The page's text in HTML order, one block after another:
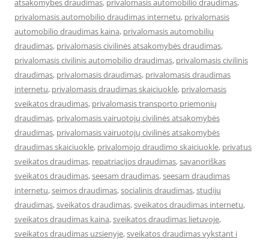
atsakomybes draudimas, privalomasis automobilio draudimas,
privalomasis automobilio draudimas internetu, privalomasis
automobilio draudimas kaina, privalomasis automobiliu
draudimas, privalomasis civilinės atsakomybės draudimas,
privalomasis civilinis automobilio draudimas, privalomasis civilinis
draudimas, privalomasis draudimas, privalomasis draudimas
internetu, privalomasis draudimas skaiciuokle, privalomasis
sveikatos draudimas, privalomasis transporto priemonių
draudimas, privalomasis vairuotojų civilinės atsakomybės
draudimas, privalomasis vairuotojų civilinės atsakomybės
draudimas skaiciuokle, privalomojo draudimo skaiciuokle, privatus
sveikatos draudimas, repatriacijos draudimas,savanoriškas
sveikatos draudimas,seesam draudimas,seesam draudimas
internetu,seimos draudimas,socialinis draudimas,studiju
draudimas,sveikatos draudimas,sveikatos draudimas internetu,
sveikatos draudimas kaina,sveikatos draudimas lietuvoje,
sveikatos draudimas uzsienyje,sveikatos draudimas vykstant i